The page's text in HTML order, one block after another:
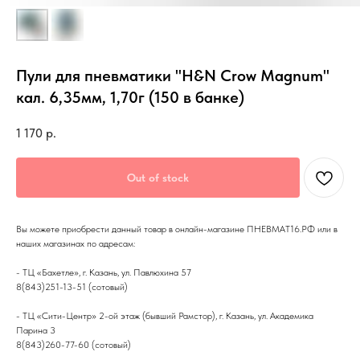
Пули для пневматики "H&N Crow Magnum"
кал. 6,35мм, 1,70г (150 в банке)
1 170 р.
Out of stock
Вы можете приобрести данный товар в онлайн-магазине ПНЕВМАТ16.РФ или в
наших магазинах по адресам:
- ТЦ «Бахетле», г. Казань, ул. Павлюхина 57
8(843)251-13-51 (сотовый)
- ТЦ «Сити-Центр» 2-ой этаж (бывший Рамстор), г. Казань, ул. Академика
Парина 3
8(843)260-77-60 (сотовый)